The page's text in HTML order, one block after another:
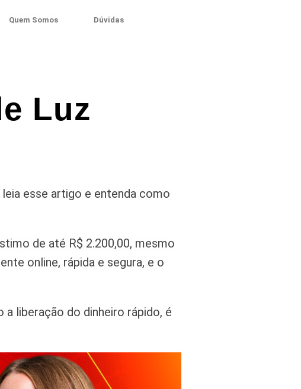
Quem Somos Dúvidas
Luz
esse artigo e entenda como
de até R$ 2.200,00, mesmo
online, rápida e segura, e o
liberação do dinheiro rápido, é